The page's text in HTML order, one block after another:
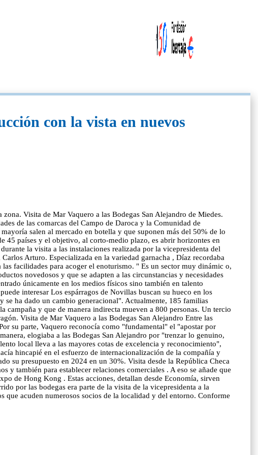
con la vista en nuevos
Visita de Mar Vaquero a las Bodegas San Alejandro de Miedes.
de las comarcas del Campo de Daroca y la Comunidad de
salen al mercado en botella y que suponen más del 50% de lo
45 países y el objetivo, al corto-medio plazo, es abrir horizontes en
la visita a las instalaciones realizada por la vicepresidenta del
Arturo. Especializada en la variedad garnacha , Díaz recordaba
facilidades para acoger el enoturismo. " Es un sector muy dinámic o,
novedosos y que se adapten a las circunstancias y necesidades
únicamente en los medios físicos sino también en talento
interesar Los espárragos de Novillas buscan su hueco en los
se ha dado un cambio generacional". Actualmente, 185 familias
campaña y que de manera indirecta mueven a 800 personas. Un tercio
Visita de Mar Vaquero a las Bodegas San Alejandro Entre las
su parte, Vaquero reconocía como "fundamental" el "apostar por
elogiaba a las Bodegas San Alejandro por "trenzar lo genuino,
local lleva a las mayores cotas de excelencia y reconocimiento",
hincapié en el esfuerzo de internacionalización de la compañía y
su presupuesto en 2024 en un 30%. Visita desde la República Checa
y también para establecer relaciones comerciales . A eso se añade que
de Hong Kong . Estas acciones, detallan desde Economía, sirven
por las bodegas era parte de la visita de la vicepresidenta a la
que acuden numerosos socios de la localidad y del entorno. Conforme